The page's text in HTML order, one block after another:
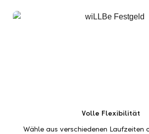
Volle Flexibilität
Wähle aus verschiedenen Laufzeiten